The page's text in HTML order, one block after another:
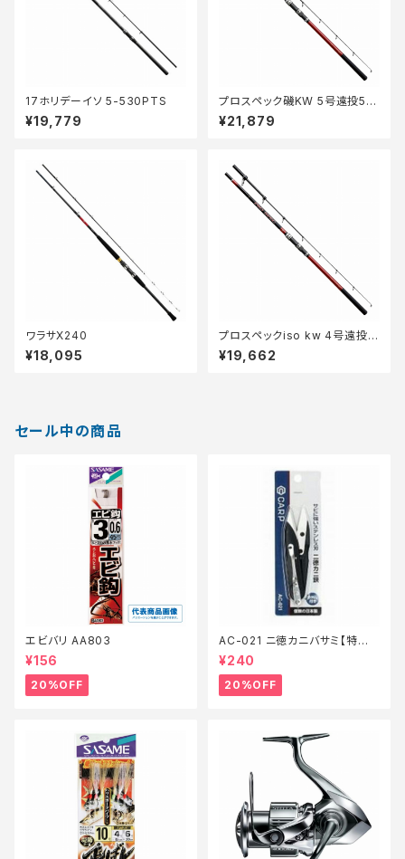
17ホリデーイソ 5-530PTS
¥19,779
プロスペック磯KW 5号遠投53
0
¥21,879
ワラサX240
¥18,095
プロスペックiso kw 4号遠投5
30
¥19,662
セール中の商品
エビバリ AA803
¥156
20%OFF
AC-021 ニ徳カニバサミ【特価
装備】【20】
¥240
20%OFF